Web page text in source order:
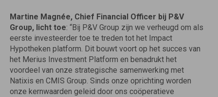
Martine Magnée, Chief Financial Officer bij P&V
Group, licht toe: “Bij P&V Group zijn we verheugd om als
eerste investeerder toe te treden tot het Impact
Hypotheken platform. Dit bouwt voort op het succes van
het Merius Investment Platform en benadrukt het
voordeel van onze strategische samenwerking met
Natixis en CMIS Group. Sinds onze oprichting worden
onze kernwaarden geleid door ons coöperatieve